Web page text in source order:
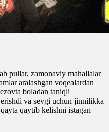
pullar, zamonaviy mahallalar
aralashgan voqealardan
boladan taniqli
va sevgi uchun jinnilikka
qaytib kelishni istagan